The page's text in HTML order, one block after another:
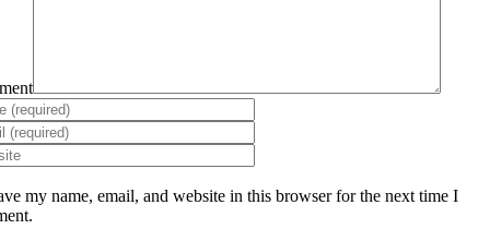
my name, email, and website in this browser for the next time I